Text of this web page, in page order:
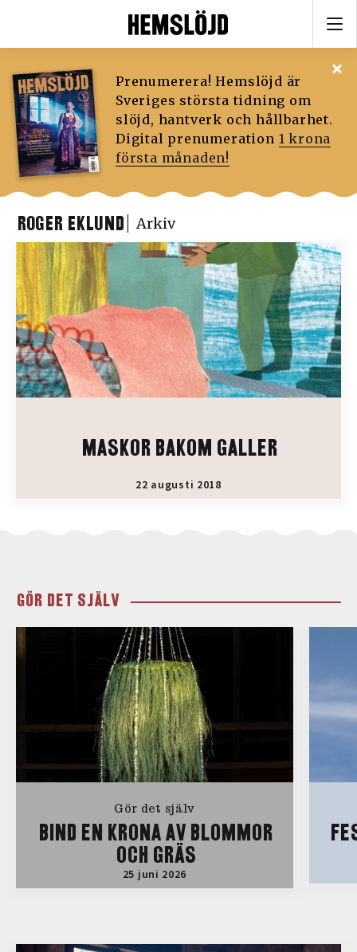
Prenumerera! Hemslöjd är
Sveriges största tidning om
slöjd, hantverk och hållbarhet.
Digital prenumeration 1 krona
första månaden!
ROGER EKLUND Arkiv
MASKOR BAKOM GALLER
22 augusti 2018
GÖR DET SJÄLV
Gör det själv
BIND EN KRONA AV BLOMMOR
OCH GRÄS
25 juni 2026